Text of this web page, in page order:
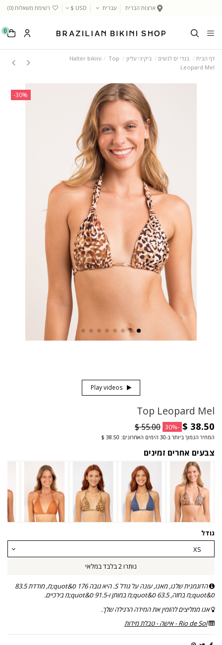
ארצות הברית עברית USD $ רשימת משאלות (0
)
0
דף הבית בגדי ים לנשים ביקיני עליון Halter bikini
Top
Leopard Mel
‎-30%
Top Leopard Mel
-30%
המחיר הנמוך ביותר ב-30 הימים האחרונים: ‏38.50 $
צבעים אחרים זמינים
גודל
נותרו 2 בלבד במלאי
הדוגמנית שלנו, מאנו, עונה על גודל S. היא גובה 176 ס&quot;מ, מודדת 83.5
ס&quot;מ בחזה, 63.5 ס&quot;מ במותן ו-91.5 ס&quot;מ בירכיים.
אנו ממליצים להזמין את המידה הרגילה שלך.
Rio de Sol - אישה - טבלת מידות